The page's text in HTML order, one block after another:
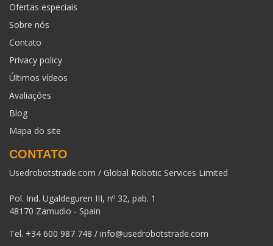
Ofertas especiais
Sobre nós
Contato
Privacy policy
Últimos vídeos
Avaliações
Blog
Mapa do site
CONTATO
Usedrobotstrade.com / Global Robotic Services Limited
Pol. Ind. Ugaldeguren III, nº 32, pab. 1
48170 Zamudio - Spain
Tel. +34 600 987 748 / info@usedrobotstrade.com